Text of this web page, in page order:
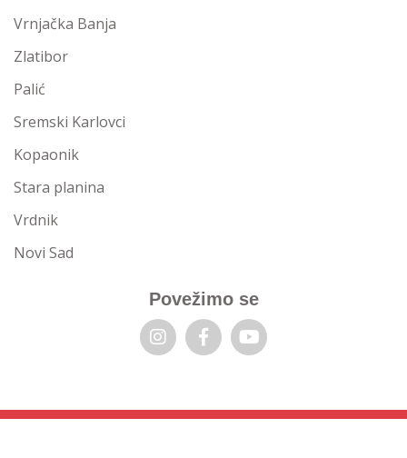
Vrnjačka Banja
Zlatibor
Palić
Sremski Karlovci
Kopaonik
Stara planina
Vrdnik
Novi Sad
Povežimo se